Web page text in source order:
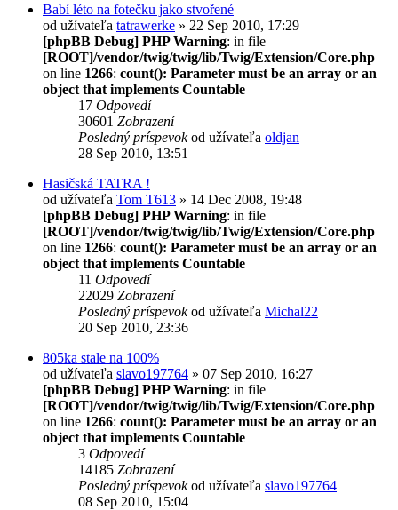
Babí léto na fotečku jako stvořené
od užívateľa tatrawerke » 22 Sep 2010, 17:29
[phpBB Debug] PHP Warning: in file
[ROOT]/vendor/twig/twig/lib/Twig/Extension/Core.php
on line 1266: count(): Parameter must be an array or an
object that implements Countable
17 Odpovedí
30601 Zobrazení
Posledný príspevokod užívateľa oldjan
28 Sep 2010, 13:51
Hasičská TATRA !
od užívateľa Tom T613 » 14 Dec 2008, 19:48
[phpBB Debug] PHP Warning: in file
[ROOT]/vendor/twig/twig/lib/Twig/Extension/Core.php
on line 1266: count(): Parameter must be an array or an
object that implements Countable
11 Odpovedí
22029 Zobrazení
Posledný príspevokod užívateľa Michal22
20 Sep 2010, 23:36
805ka stale na 100%
od užívateľa slavo197764 » 07 Sep 2010, 16:27
[phpBB Debug] PHP Warning: in file
[ROOT]/vendor/twig/twig/lib/Twig/Extension/Core.php
on line 1266: count(): Parameter must be an array or an
object that implements Countable
3 Odpovedí
14185 Zobrazení
Posledný príspevokod užívateľa slavo197764
08 Sep 2010, 15:04